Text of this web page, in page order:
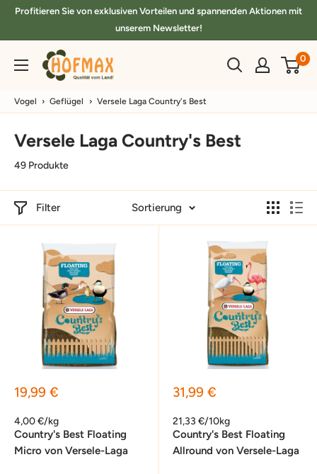
DirektProfitieren Sie von exklusiven Vorteilen und spannenden Aktionen mit
unserem Newsletter!
hofmax.de 0
Vogel › Geflügel › Versele Laga Country's Best
Versele Laga Country's Best
49 Produkte
Filter Sortierung
Sonderpreis
19,99 €
4,00 €/kg
Country's Best Floating
Micro von Versele-Laga
Sonderpreis
31,99 €
21,33 €/10kg
Country's Best Floating
Allround von Versele-Laga